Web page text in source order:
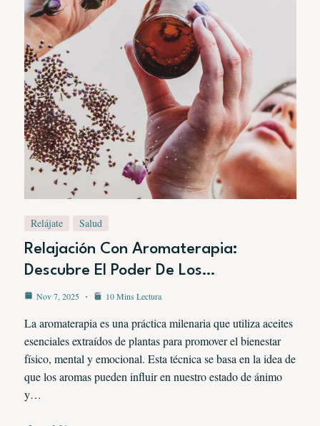
Relájate Salud
Relajación Con Aromaterapia:
Descubre El Poder De Los…
Nov 7, 2025 10 Mins Lectura
La aromaterapia es una práctica milenaria que utiliza aceites
esenciales extraídos de plantas para promover el bienestar
físico, mental y emocional. Esta técnica se basa en la idea de
que los aromas pueden influir en nuestro estado de ánimo
y…